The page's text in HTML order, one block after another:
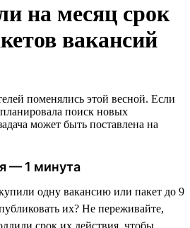
на месяц срок
вакансий
поменялись этой весной. Если
поиск новых
может быть поставлена на
— 1 минута
одну вакансию или пакет до 9
их? Не переживайте,
срок их действия, чтобы